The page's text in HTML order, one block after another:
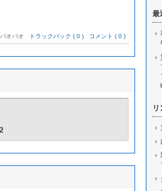
オパオ トラックバック ( 0 ) コメント ( 0 )
最
リ